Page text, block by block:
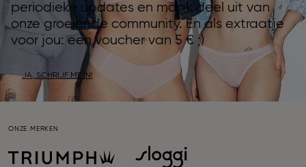
periodieke updates en maak deel uit van
onze groeiende community. En als extraatje
voor jou: een voucher van 5 € ;)
JA, SCHRIJF ME IN!
ONZE MERKEN